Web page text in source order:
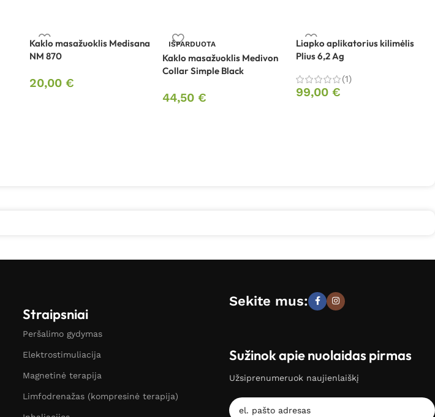
Kaklo masažuoklis Medisana
NM 870
20,00 €
IŠPARDUOTA
Kaklo masažuoklis Medivon
Collar Simple Black
44,50€
Liapko aplikatorius kilimėlis
Plius 6,2 Ag
(1)
99,00 €
Straipsniai
Peršalimo gydymas
Elektrostimuliacija
Magnetinė terapija
Limfodrenažas (kompresinė terapija)
Sekite mus:
Sužinok apie nuolaidas pirmas
Užsiprenumeruok naujienlaiškį